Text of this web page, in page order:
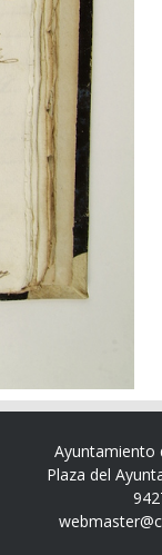
Ayuntamiento
Plaza del